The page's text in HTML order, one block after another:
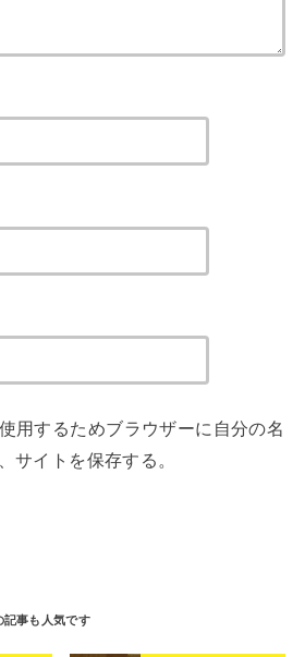
用するためブラウザーに自分の名
サイトを保存する。